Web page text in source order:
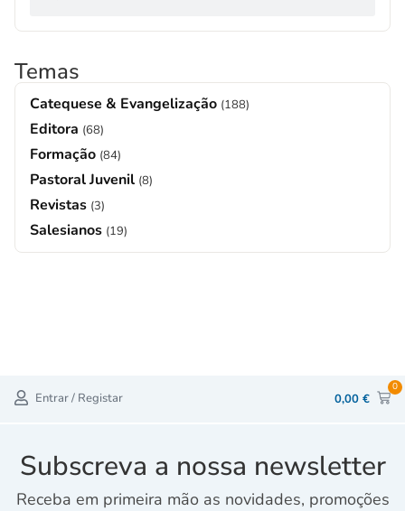
Temas
Catequese & Evangelização (188)
Editora (68)
Formação (84)
Pastoral Juvenil (8)
Revistas (3)
Salesianos (19)
Entrar / Registar 0,00 €
0
Subscreva a nossa newsletter
Receba em primeira mão as novidades, promoções